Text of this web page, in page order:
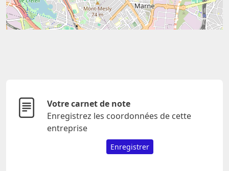
Votre carnet de note
Enregistrez les coordonnées de cette
entreprise
Enregistrer